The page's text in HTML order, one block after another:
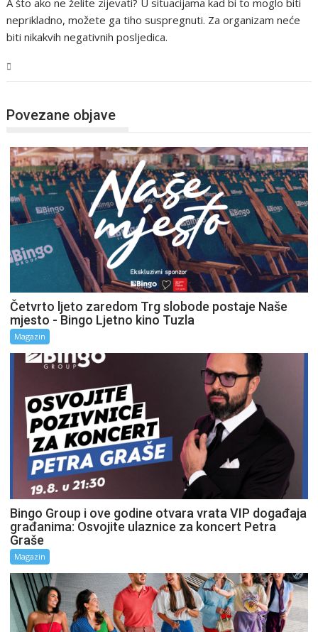
A što ako ne želite zijevati? U situacijama kad bi to moglo biti
neprikladno, možete ga tiho suspregnuti. Za organizam neće
biti nikakvih negativnih posljedica.
Povezane objave
Četvrto ljeto zaredom Trg slobode postaje Naše
mjesto - Bingo Ljetno kino Tuzla
Magazin
Bingo Group i ove godine otvara vrata VIP događaja
građanima: Osvojite ulaznice za koncert Petra
Graše
Magazin